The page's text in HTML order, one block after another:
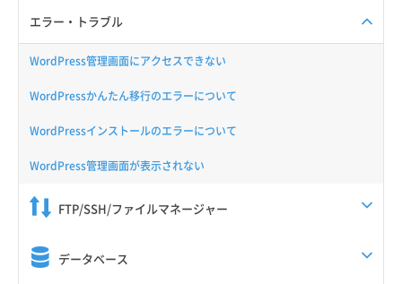
エラー・トラブル
WordPress管理画面にアクセスできない
WordPressかんたん移行のエラーについて
WordPressインストールのエラーについて
WordPress管理画面が表示されない
FTP/SSH/ファイルマネージャー
データベース